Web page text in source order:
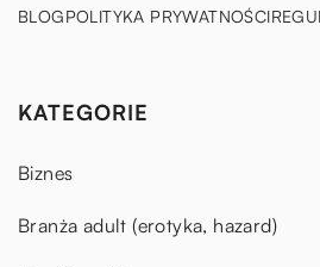
BLOGPOLITYKA PRYWATNOŚCI
KATEGORIE
Biznes
Branża adult (erotyka, hazard)